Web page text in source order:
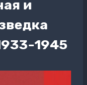
и
1945